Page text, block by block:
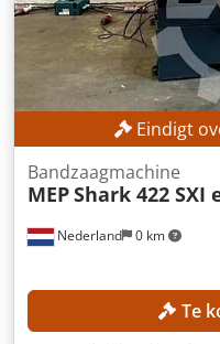
Eindigt
Nederland 0 km
Bandzaagmachine
MEPShark 422 SXI
Te